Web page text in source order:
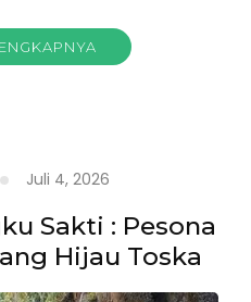
Juli 4, 2026
Sakti : Pesona
Hijau Toska